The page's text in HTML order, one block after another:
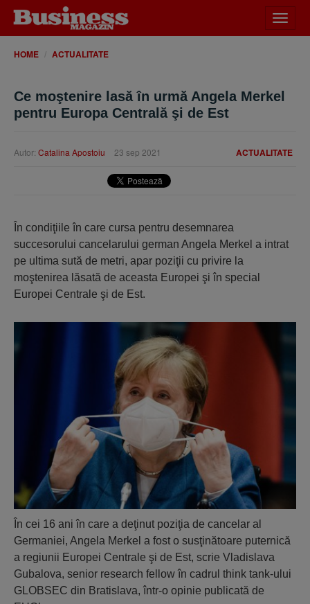
meniu
HOME ACTUALITATE
Ce moştenire lasă în urmă Angela Merkel
pentru Europa Centrală şi de Est
ACTUALITATE
Autor: Catalina Apostoiu 23 sep 2021
În condiţiile în care cursa pentru desemnarea
succesorului cancelarului german Angela Merkel a intrat
pe ultima sută de metri, apar poziţii cu privire la
moştenirea lăsată de aceasta Europei şi în special
Europei Centrale şi de Est.
În cei 16 ani în care a deţinut poziţia de cancelar al
Germaniei, Angela Merkel a fost o susţinătoare puternică
a regiunii Europei Centrale şi de Est, scrie Vladislava
Gubalova, senior research fellow în cadrul think tank-ului
GLOBSEC din Bratislava, într-o opinie publicată de